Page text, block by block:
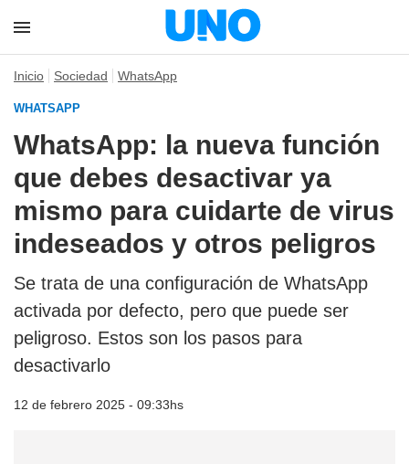
Inicio Sociedad WhatsApp
WHATSAPP
WhatsApp: la nueva función
que debes desactivar ya
mismo para cuidarte de virus
indeseados y otros peligros
Se trata de una configuración de WhatsApp
activada por defecto, pero que puede ser
peligroso. Estos son los pasos para
desactivarlo
12 de febrero 2025 - 09:33hs